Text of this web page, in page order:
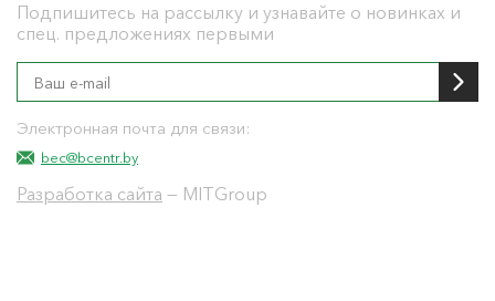
Подпишитесь на рассылку и узнавайте о новинках и
спец. предложениях первыми
Электронная почта для связи:
bec@bcentr.by
Разработка сайта — MITGroup